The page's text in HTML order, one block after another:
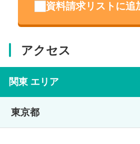
資料請求リストに追
アクセス
関東 エリア
東京都